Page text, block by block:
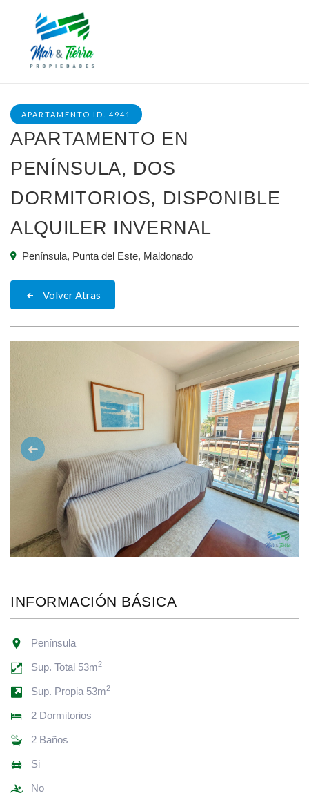
APARTAMENTO ID. 4941
APARTAMENTO EN
PENÍNSULA, DOS
DORMITORIOS, DISPONIBLE
ALQUILER INVERNAL
Península, Punta del Este, Maldonado
Volver Atras
Anterior
INFORMACIÓN BÁSICA
Península
Sup. Total 53m2
Sup. Propia 53m2
2 Dormitorios
2 Baños
Si
No